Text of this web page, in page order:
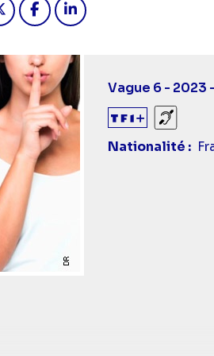
Vague 6 - 2023 -
Sourds
Nationalité